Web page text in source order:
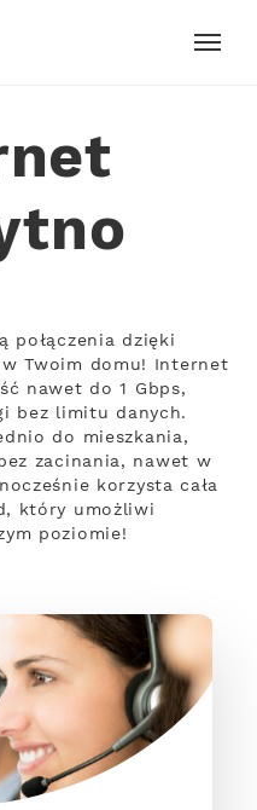
połączenia dzięki
Twoim domu! Internet
nawet do 1 Gbps,
bez limitu danych.
do mieszkania,
zacinania, nawet w
korzysta cała
który umożliwi
poziomie!